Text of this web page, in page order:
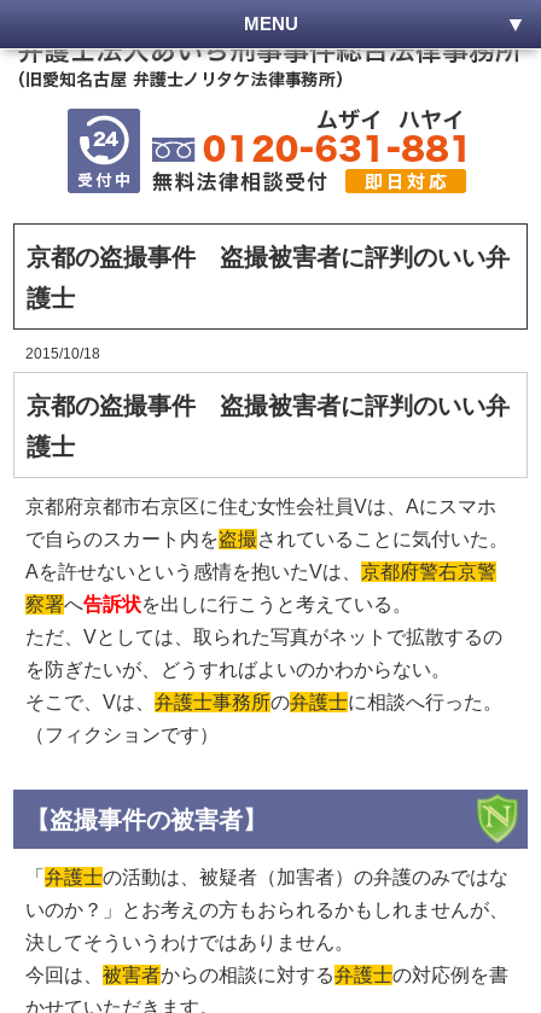
MENU
京都の盗撮事件 盗撮被害者に評判のいい弁
護士
2015/10/18
京都の盗撮事件 盗撮被害者に評判のいい弁
護士
京都府京都市右京区に住む女性会社員Vは、Aにスマホ
で自らのスカート内を盗撮されていることに気付いた。
Aを許せないという感情を抱いたVは、京都府警右京警
察署へ告訴状を出しに行こうと考えている。
ただ、Vとしては、取られた写真がネットで拡散するの
を防ぎたいが、どうすればよいのかわからない。
そこで、Vは、弁護士事務所の弁護士に相談へ行った。
（フィクションです）
【盗撮事件の被害者】
「弁護士の活動は、被疑者（加害者）の弁護のみではな
いのか？」とお考えの方もおられるかもしれませんが、
決してそういうわけではありません。
今回は、被害者からの相談に対する弁護士の対応例を書
かせていただきます。